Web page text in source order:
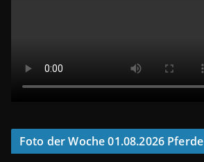
Foto der Woche 01.08.2026 Pferde